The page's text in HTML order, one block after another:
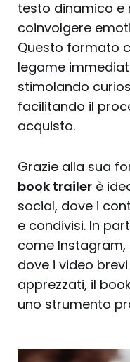
testo dinamico e
coinvolgere
Questo formato
legame
stimolando
facilitando il
acquisto.
Grazie alla sua
book trailer è
social, dove i
e condivisi. In
come Instagram,
dove i video
apprezzati, il
uno strumento